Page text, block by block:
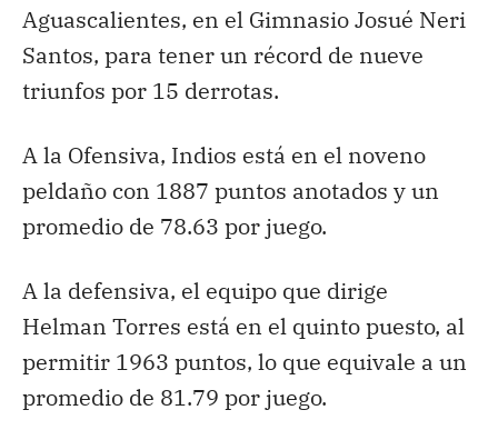
Aguascalientes, en el Gimnasio Josué Neri
Santos, para tener un récord de nueve
triunfos por 15 derrotas.
A la Ofensiva, Indios está en el noveno
peldaño con 1887 puntos anotados y un
promedio de 78.63 por juego.
A la defensiva, el equipo que dirige
Helman Torres está en el quinto puesto, al
permitir 1963 puntos, lo que equivale a un
promedio de 81.79 por juego.